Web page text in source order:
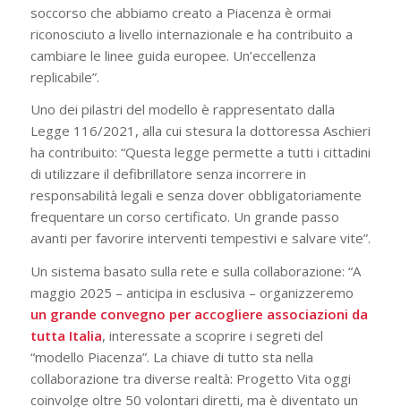
soccorso che abbiamo creato a Piacenza è ormai
riconosciuto a livello internazionale e ha contribuito a
cambiare le linee guida europee. Un’eccellenza
replicabile”.
Uno dei pilastri del modello è rappresentato dalla
Legge 116/2021, alla cui stesura la dottoressa Aschieri
ha contribuito: “Questa legge permette a tutti i cittadini
di utilizzare il defibrillatore senza incorrere in
responsabilità legali e senza dover obbligatoriamente
frequentare un corso certificato. Un grande passo
avanti per favorire interventi tempestivi e salvare vite”.
Un sistema basato sulla rete e sulla collaborazione: “A
maggio 2025 – anticipa in esclusiva – organizzeremo
un grande convegno per accogliere associazioni da
tutta Italia, interessate a scoprire i segreti del
“modello Piacenza”. La chiave di tutto sta nella
collaborazione tra diverse realtà: Progetto Vita oggi
coinvolge oltre 50 volontari diretti, ma è diventato un